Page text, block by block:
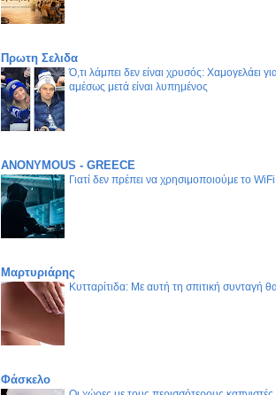
Πρωτη Σελιδα
Ό,τι λάμπει δεν είναι χρυσός: Χαμογελάει
αμέσως μετά είναι λυπημένος
ANONYMOUS - GREECE
Γιατί δεν πρέπει να χρησιμοποιούμε το
Μαρτυριάρης
Κυτταρίτιδα: Με αυτή τη σπιτική συνταγή
Φάσκελο